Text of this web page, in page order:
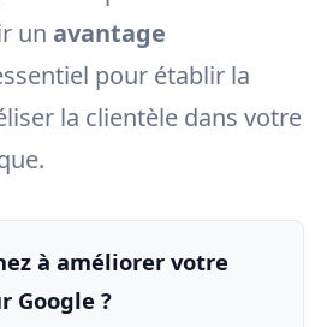
un avantage
pour établir la
la clientèle dans votre
à améliorer votre
Google ?